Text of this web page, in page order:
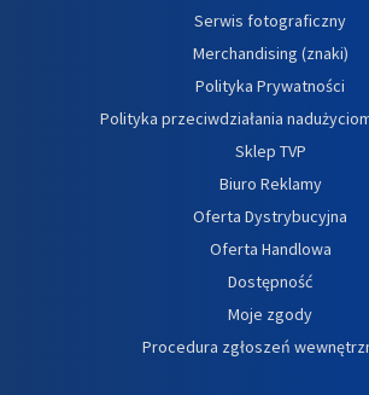
Serwis fotograficzny
Merchandising (znaki)
Polityka Prywatności
Polityka przeciwdziałania
Sklep TVP
Biuro Reklamy
Oferta Dystrybucyjna
Oferta Handlowa
Dostępność
Moje zgody
Procedura zgłoszeń